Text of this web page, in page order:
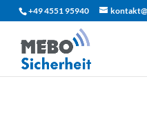
+49 4551 95940